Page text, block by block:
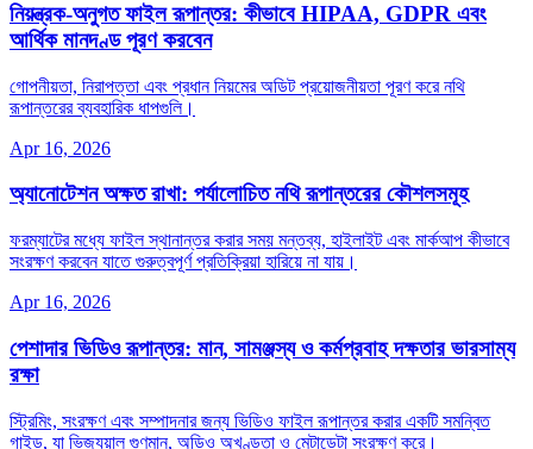
নিয়ন্ত্রক‑অনুগত ফাইল রূপান্তর: কীভাবে HIPAA, GDPR এবং
আর্থিক মানদণ্ড পূরণ করবেন
গোপনীয়তা, নিরাপত্তা এবং প্রধান নিয়মের অডিট প্রয়োজনীয়তা পূরণ করে নথি
রূপান্তরের ব্যবহারিক ধাপগুলি।
Apr 16, 2026
অ্যানোটেশন অক্ষত রাখা: পর্যালোচিত নথি রূপান্তরের কৌশলসমূহ
ফরম্যাটের মধ্যে ফাইল স্থানান্তর করার সময় মন্তব্য, হাইলাইট এবং মার্কআপ কীভাবে
সংরক্ষণ করবেন যাতে গুরুত্বপূর্ণ প্রতিক্রিয়া হারিয়ে না যায়।
Apr 16, 2026
পেশাদার ভিডিও রূপান্তর: মান, সামঞ্জস্য ও কর্মপ্রবাহ দক্ষতার ভারসাম্য
রক্ষা
স্ট্রিমিং, সংরক্ষণ এবং সম্পাদনার জন্য ভিডিও ফাইল রূপান্তর করার একটি সমন্বিত
গাইড, যা ভিজ্যুয়াল গুণমান, অডিও অখণ্ডতা ও মেটাডেটা সংরক্ষণ করে।